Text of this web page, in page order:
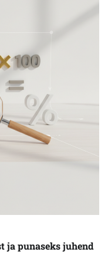
ja punaseks juhend